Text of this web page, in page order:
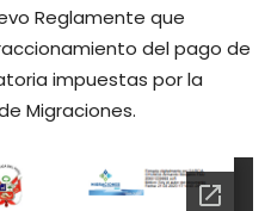
Reglamente que
del pago de
impuestas por la
Migraciones.